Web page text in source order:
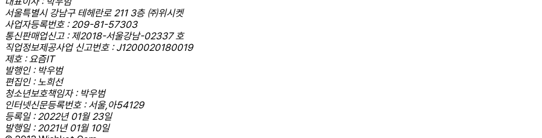
서울특별시 강남구 테헤란로 211 3층 ㈜위시켓
사업자등록번호 : 209-81-57303
통신판매업신고 : 제2018-서울강남-02337 호
직업정보제공사업 신고번호 : J1200020180019
제호 : 요즘IT
발행인 : 박우범
편집인 : 노희선
청소년보호책임자 : 박우범
인터넷신문등록번호 : 서울,아54129
등록일 : 2022년 01월 23일
발행일 : 2021년 01월 10일